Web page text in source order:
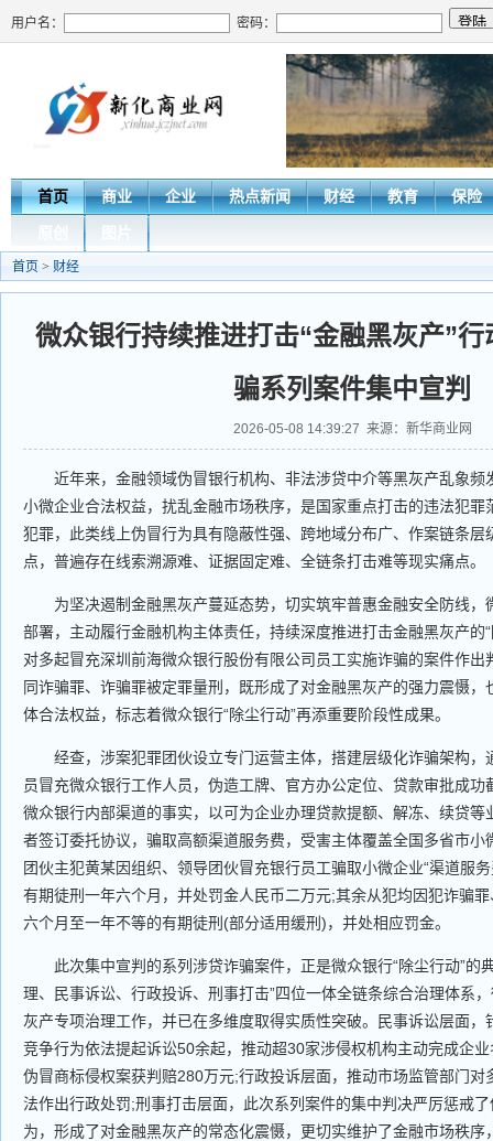
用户名： 密码：
首页 商业 企业 热点新闻 财经 教育 保险
原创 图片
首页 > 财经
微众银行持续推进打击“金融黑灰产”
骗系列案件集中宣判
2026-05-08 14:39:27 来源：新华商业网
近年来，金融领域伪冒银行机构、非法涉贷中介等黑灰产乱象频
小微企业合法权益，扰乱金融市场秩序，是国家重点打击的违法犯罪
犯罪，此类线上伪冒行为具有隐蔽性强、跨地域分布广、作案链条层
点，普遍存在线索溯源难、证据固定难、全链条打击难等现实痛点。
为坚决遏制金融黑灰产蔓延态势，切实筑牢普惠金融安全防线，
部署，主动履行金融机构主体责任，持续深度推进打击金融黑灰产的
对多起冒充深圳前海微众银行股份有限公司员工实施诈骗的案件作出
同诈骗罪、诈骗罪被定罪量刑，既形成了对金融黑灰产的强力震慑，
体合法权益，标志着微众银行“除尘行动”再添重要阶段性成果。
经查，涉案犯罪团伙设立专门运营主体，搭建层级化诈骗架构，
员冒充微众银行工作人员，伪造工牌、官方办公定位、贷款审批成功
微众银行内部渠道的事实，以可为企业办理贷款提额、解冻、续贷等
者签订委托协议，骗取高额渠道服务费，受害主体覆盖全国多省市小
团伙主犯黄某因组织、领导团伙冒充银行员工骗取小微企业“渠道服
有期徒刑一年六个月，并处罚金人民币二万元;其余从犯均因犯诈骗
六个月至一年不等的有期徒刑(部分适用缓刑)，并处相应罚金。
此次集中宣判的系列涉贷诈骗案件，正是微众银行“除尘行动”的
理、民事诉讼、行政投诉、刑事打击”四位一体全链条综合治理体系
灰产专项治理工作，并已在多维度取得实质性突破。民事诉讼层面，
竞争行为依法提起诉讼50余起，推动超30家涉侵权机构主动完成企
伪冒商标侵权案获判赔280万元;行政投诉层面，推动市场监管部门对
法作出行政处罚;刑事打击层面，此次系列案件的集中判决严厉惩戒
为，形成了对金融黑灰产的常态化震慑，更切实维护了金融市场秩序